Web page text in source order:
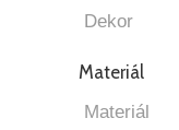
Materiál